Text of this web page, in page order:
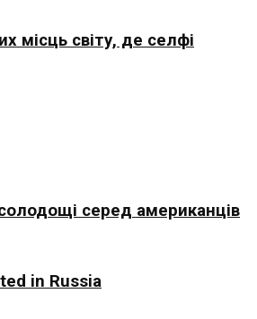
місць світу, де селфі
серед американців
in Russia